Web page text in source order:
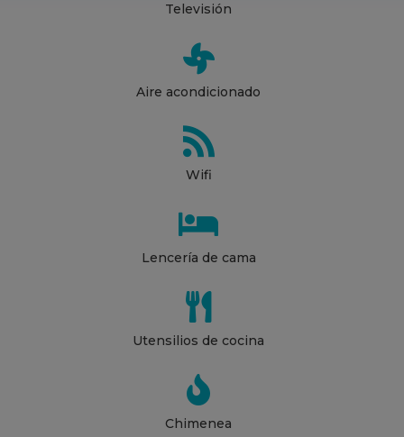
Televisión

Aire acondicionado

Wifi

Lencería de cama

Utensilios de cocina

Chimenea